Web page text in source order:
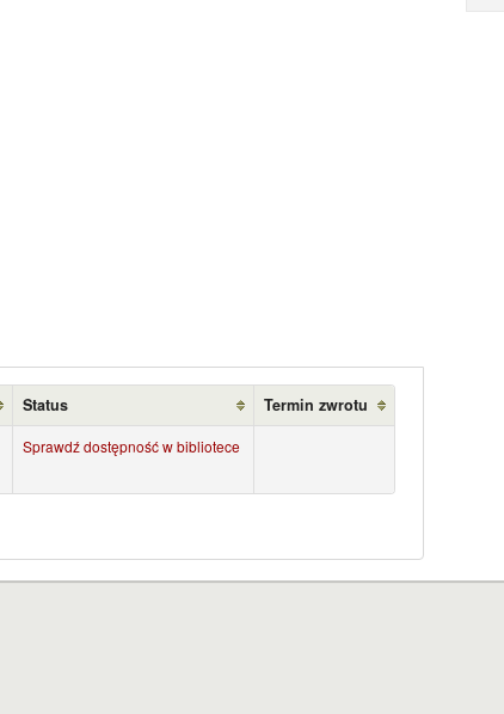
Status Termin zwrotu
Sprawdź dostępność w bibliotece